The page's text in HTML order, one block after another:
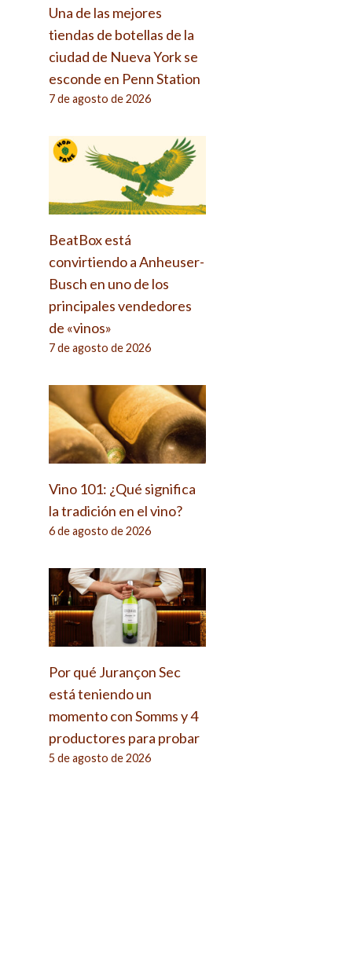
Una de las mejores
tiendas de botellas de la
ciudad de Nueva York se
esconde en Penn Station
7 de agosto de 2026
BeatBox está
convirtiendo a Anheuser-
Busch en uno de los
principales vendedores
de «vinos»
7 de agosto de 2026
Vino 101: ¿Qué significa
la tradición en el vino?
6 de agosto de 2026
Por qué Jurançon Sec
está teniendo un
momento con Somms y 4
productores para probar
5 de agosto de 2026